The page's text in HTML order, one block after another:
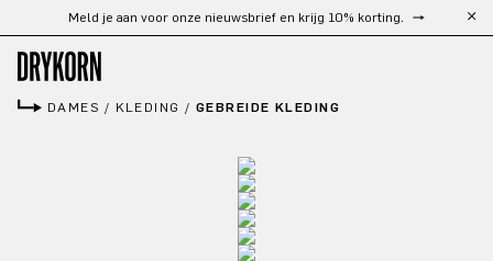
Ga naar de hoofdinhoud
Gratis verzending vanaf €300
DAMES / KLEDING / GEBREIDE KLEDING